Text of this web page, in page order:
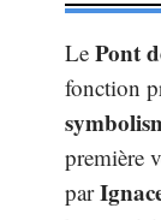
Le Pont
fonction
première
par